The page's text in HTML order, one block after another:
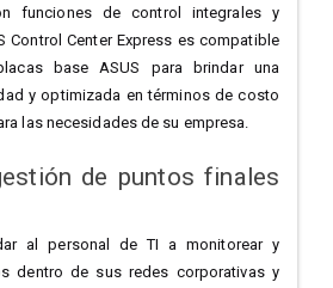
funciones de control integrales y
Control Center Express es compatible
base ASUS para brindar una
y optimizada en términos de costo
las necesidades de su empresa.
de puntos finales
al personal de TI a monitorear y
dentro de sus redes corporativas y